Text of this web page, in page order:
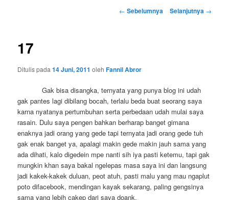
utama
Navigasi
← Sebelumnya Selanjutnya →
17
Ditulis pada14 Juni, 2011 olehFannil Abror
Gak bisa disangka, ternyata yang punya blog ini udah
gak pantes lagi dibilang bocah, terlalu beda buat seorang saya
karna nyatanya pertumbuhan serta perbedaan udah mulai saya
rasain. Dulu saya pengen bahkan berharap banget gimana
enaknya jadi orang yang gede tapi ternyata jadi orang gede tuh
gak enak banget ya, apalagi makin gede makin jauh sama yang
ada dihati, kalo digedein mpe nanti sih iya pasti ketemu, tapi gak
mungkin khan saya bakal ngelepas masa saya ini dan langsung
jadi kakek-kakek duluan, peot atuh, pasti malu yang mau ngaplut
poto difacebook, mendingan kayak sekarang, paling gengsinya
sama yang lebih cakep dari saya doank.